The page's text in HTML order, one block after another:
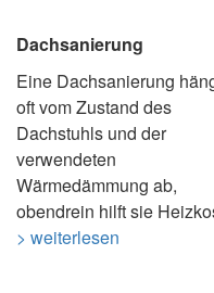
Dachsanierung
Eine Dachsanierung
oft vom Zustand des
Dachstuhls und der
verwendeten
Wärmedämmung ab,
obendrein hilft sie
> weiterlesen